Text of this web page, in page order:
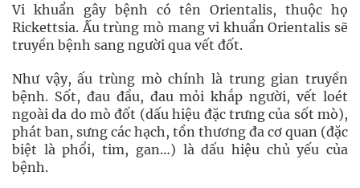
Vi khuẩn gây bệnh có tên Orientalis, thuộc họ
Rickettsia. Ấu trùng mò mang vi khuẩn Orientalis sẽ
truyền bệnh sang người qua vết đốt.
Như vậy, ấu trùng mò chính là trung gian truyền
bệnh. Sốt, đau đầu, đau mỏi khắp người, vết loét
ngoài da do mò đốt (dấu hiệu đặc trưng của sốt mò),
phát ban, sưng các hạch, tồn thương đa cơ quan (đặc
biệt là phổi, tim, gan…) là dấu hiệu chủ yếu của
bệnh.